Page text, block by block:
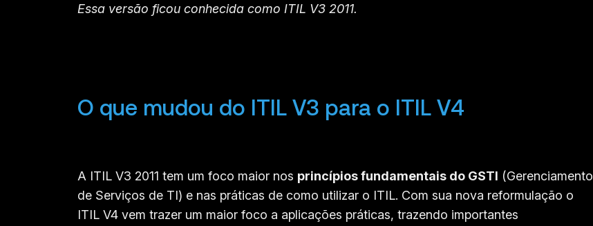
Essa versão ficou conhecida como ITIL V3 2011.
O que mudou do ITIL V3 para o ITIL V4
A ITIL V3 2011 tem um foco maior nos princípios fundamentais do GSTI (Gerenciamento
de Serviços de TI) e nas práticas de como utilizar o ITIL. Com sua nova reformulação o
ITIL V4 vem trazer um maior foco a aplicações práticas, trazendo importantes